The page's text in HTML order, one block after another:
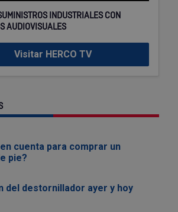
INDUSTRIALES CON
AUDIOVISUALES
Visitar HERCO TV
cuenta para comprar un
pie?
del destornillador ayer y hoy